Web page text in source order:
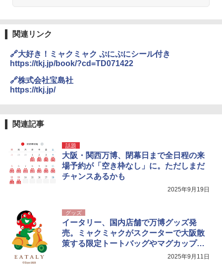
関連リンク
🔗大好き！ミャクミャク ぷにぷにシール付き
https://tkj.jp/book/?cd=TD071422
🔗株式会社宝島社
https://tkj.jp/
関連記事
話題
大阪・関西万博、閉幕日まで全日程の来
場予約が「空き枠なし」に。ただしまだ
チャンスあるかも
2025年9月19日
グッズ
イータリー、国内店舗で万博グッズ発
売。ミャクミャクがスクーターで大阪散
策する限定トートバッグやマグカップな
2025年9月11日